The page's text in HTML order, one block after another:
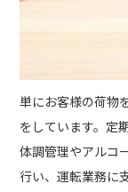
単にお客様の荷物
をしています。定
体調管理やアルコ
行い、運転業務に